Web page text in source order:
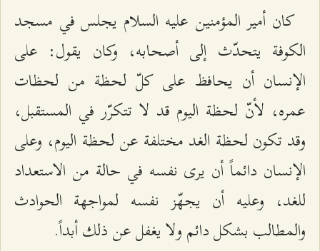
كان أمير المؤمنين عليه السلام يجلس في مسجد
الكوفة يتحدّث إلى أصحابه، وكان يقول: على
الإنسان أن يحافظ على كلّ لحظة من لحظات
عمره، لأنّ لحظة اليوم قد لا تتكرّر في المستقبل،
وقد تكون لحظة الغد مختلفة عن لحظة اليوم، وعلى
الإنسان دائماً أن يرى نفسه في حالة من الاستعداد
للغد، وعليه أن يجهّز نفسه لمواجهة الحوادث
والمطالب بشكل دائم ولا يغفل عن ذلك أبداً.